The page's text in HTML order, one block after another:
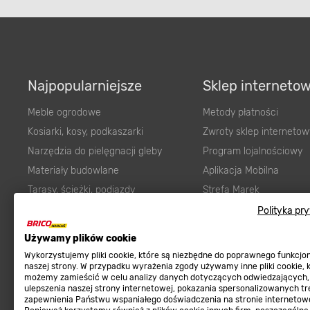
Polityka
Używamy plików cookie
Wykorzystujemy pliki cookie, które są niezbędne do poprawnego
naszej strony. W przypadku wyrażenia zgody używamy inne pliki cookie,
możemy zamieścić w celu analizy danych dotyczących odwiedzających,
ulepszenia naszej strony internetowej, pokazania spersonalizowanych
zapewnienia Państwu wspaniałego doświadczenia na stronie
Najpopularniejsze
Meble ogrodowe
Kosiarki, kosy, podkaszarki
Narzędzia do pielęgnacji gleby
Materiały budowlane
Tarasy, ścieżki, podjazdy
Karma dla psa
Farby wewnętrzne białe
Elektryka
Panele
Sklep
Metody płatności
Zwroty sklep
Program lojalnościowy
Aplikacja Mobilna
Strefa Marek
zgodności towaru z
Program Brico PRO